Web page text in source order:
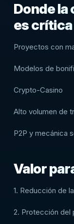
Donde la
es crítica
Proyectos con
Modelos de
Crypto-Casino
Alto volumen de
P2P y mecánica
Valor
1. Reducción de
2. Protección del